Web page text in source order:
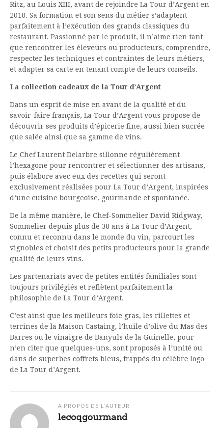
Ritz, au Louis XIII, avant de rejoindre La Tour d’Argent en
2010. Sa formation et son sens du métier s’adaptent
parfaitement à l’exécution des grands classiques du
restaurant. Passionné par le produit, il n’aime rien tant
que rencontrer les éleveurs ou producteurs, comprendre,
respecter les techniques et contraintes de leurs métiers,
et adapter sa carte en tenant compte de leurs conseils.
La collection cadeaux de la Tour d’Argent
Dans un esprit de mise en avant de la qualité et du
savoir-faire français, La Tour d’Argent vous propose de
découvrir ses produits d’épicerie fine, aussi bien sucrée
que salée ainsi que sa gamme de vins.
Le Chef Laurent Delarbre sillonne régulièrement
l’hexagone pour rencontrer et sélectionner des artisans,
puis élabore avec eux des recettes qui seront
exclusivement réalisées pour La Tour d’Argent, inspirées
d’une cuisine bourgeoise, gourmande et spontanée.
De la même manière, le Chef-Sommelier David Ridgway,
Sommelier depuis plus de 30 ans à La Tour d’Argent,
connu et reconnu dans le monde du vin, parcourt les
vignobles et choisit des petits producteurs pour la grande
qualité de leurs vins.
Les partenariats avec de petites entités familiales sont
toujours privilégiés et reflètent parfaitement la
philosophie de La Tour d’Argent.
C’est ainsi que les meilleurs foie gras, les rillettes et
terrines de la Maison Castaing, l’huile d’olive du Mas des
Barres ou le vinaigre de Banyuls de la Guinelle, pour
n’en citer que quelques-uns, sont proposés à l’unité ou
dans de superbes coffrets bleus, frappés du célèbre logo
de La Tour d’Argent.
A PROPOS DE L'AUTEUR
lecoqgourmand